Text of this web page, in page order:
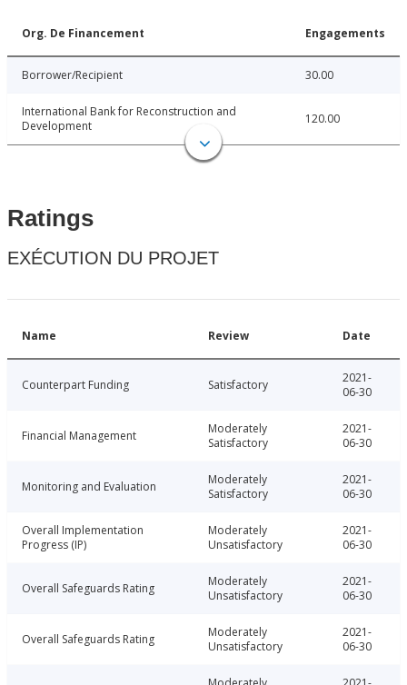
Org. De Financement Engagements
Borrower/Recipient 30.00
International Bank for Reconstruction and
Development
120.00
Ratings
EXÉCUTION DU PROJET
Name Review Date
Counterpart Funding Satisfactory
2021-
06-30
Financial Management
Moderately
Satisfactory
2021-
06-30
Monitoring and Evaluation
Moderately
Satisfactory
2021-
06-30
Overall Implementation
Progress (IP)
Moderately
Unsatisfactory
2021-
06-30
Overall Safeguards Rating
Moderately
Unsatisfactory
2021-
06-30
Overall Safeguards Rating
Moderately
Unsatisfactory
2021-
06-30